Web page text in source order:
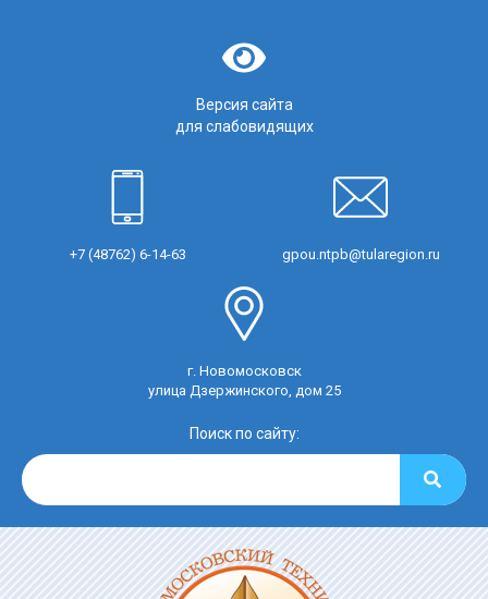
Версия сайта
для слабовидящих
+7 (48762) 6-14-63 gpou.ntpb@tularegion.ru
г. Новомосковск
улица Дзержинского, дом 25
Поиск по сайту: